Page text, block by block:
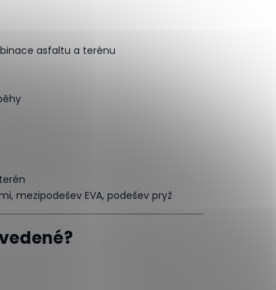
asfaltu a terénu
mezipodešev EVA, podešev pryž